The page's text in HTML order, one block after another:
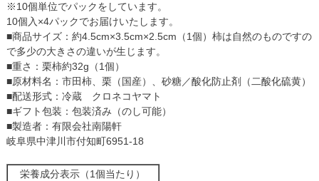
※10個単位でパックをしています。
10個入×4パックでお届けいたします。
■商品サイズ：約4.5cm×3.5cm×2.5cm（1個）柿は自然のものですの
で多少の大きさの違いが生じます。
■重さ：栗柿約32g（1個）
■原材料名：市田柿、栗（国産）、砂糖／酸化防止剤（二酸化硫黄）
■配送形式：冷蔵 クロネコヤマト
■ギフト包装：包装済み（のし可能）
■製造者：有限会社南陽軒
岐阜県中津川市付知町6951-18
栄養成分表示（1個当たり）